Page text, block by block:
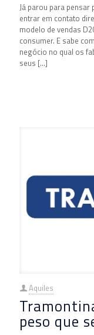
Já parou para
entrar em contato
modelo de vendas
consumer. E sabe
negócio no qual os
seus […]
Aquiles
peso que